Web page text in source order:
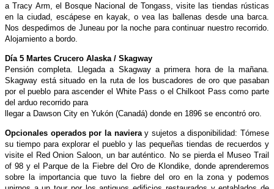
a Tracy Arm, el Bosque Nacional de Tongass, visite las tiendas rústicas
en la ciudad, escápese en kayak, o vea las ballenas desde una barca.
Nos despedimos de Juneau por la noche para continuar nuestro recorrido.
Alojamiento a bordo.
Día 5 Martes Crucero Alaska / Skagway
Pensión completa. Llegada a Skagway a primera hora de la mañana.
Skagway está situado en la ruta de los buscadores de oro que pasaban
por el pueblo para ascender el White Pass o el Chilkoot Pass como parte
del arduo recorrido para
llegar a Dawson City en Yukón (Canadá) donde en 1896 se encontró oro.
Opcionales operados por la navieray sujetos a disponibilidad: Tómese
su tiempo para explorar el pueblo y las pequeñas tiendas de recuerdos y
visite el Red Onion Saloon, un bar auténtico. No se pierda el Museo Trail
of 98 y el Parque de la Fiebre del Oro de Klondike, donde aprenderemos
sobre la importancia que tuvo la fiebre del oro en la zona y podemos